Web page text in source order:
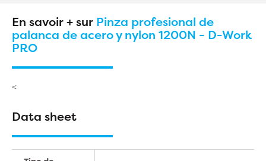
En savoir + sur Pinza profesional de
palanca de acero y nylon 1200N - D-Work
PRO
<
Data sheet